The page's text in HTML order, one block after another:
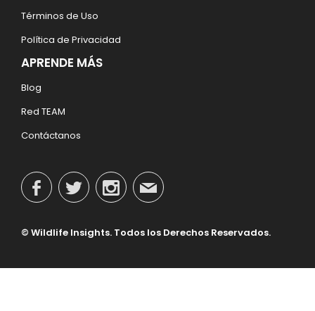
Términos de Uso
Política de Privacidad
APRENDE MÁS
Blog
Red TEAM
Contáctanos
© Wildlife Insights. Todos los Derechos Reservados.